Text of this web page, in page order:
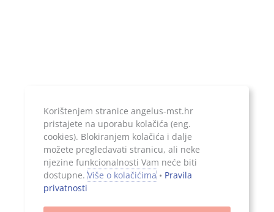
Jer ono što je zapisano, ostaje...
Sva prava pridržana, 2026. Angelus d.o.o.
Korištenjem stranice angelus-mst.hr
pristajete na uporabu kolačića (eng.
cookies). Blokiranjem kolačića i dalje
možete pregledavati stranicu, ali neke
njezine funkcionalnosti Vam neće biti
dostupne.Više o kolačićima• Pravila
privatnosti